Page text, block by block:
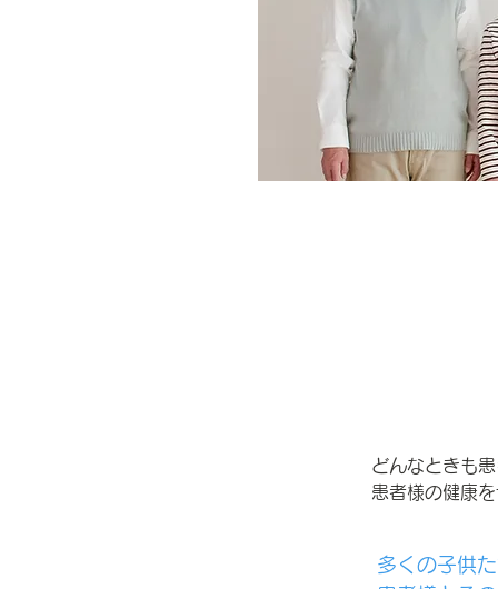
どんなときも
患者様の健康
多くの子供